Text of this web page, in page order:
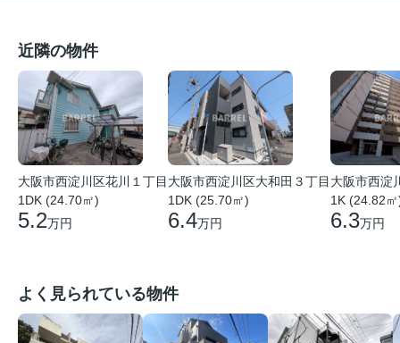
近隣の物件
大阪市西淀川区花川１丁目
1DK (24.70㎡)
5.2万円
大阪市西淀川区大和田３丁目
1DK (25.70㎡)
6.4万円
大阪市西淀
1K (24.82
6.3万円
よく見られている物件